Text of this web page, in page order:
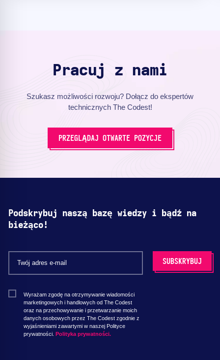
Pracuj z nami
Szukasz możliwości rozwoju? Dołącz do ekspertów
technicznych The Codest!
PRZEGLĄDAJ OTWARTE POZYCJE
Podskrybuj naszą bazę wiedzy i bądź na
bieżąco!
Wyrażam zgodę na otrzymywanie wiadomości
marketingowych i handlowych od The Codest
oraz na przechowywanie i przetwarzanie moich
danych osobowych przez The Codest zgodnie z
wyjaśnieniami zawartymi w naszej Polityce
prywatności. Polityka prywatności.